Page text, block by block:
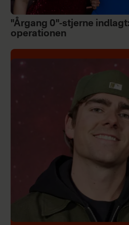
"Årgang 0"-stjerne
operationen